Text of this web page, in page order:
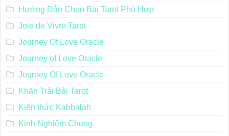
Hướng Dẫn Chọn Bài Tarot Phù Hợp
Joie de Vivre Tarot
Journey Of Love Oracle
Journey of Love Oracle
Journey Of Love Oracle
Khăn Trải Bài Tarot
Kiến thức Kabbalah
Kinh Nghiệm Chung